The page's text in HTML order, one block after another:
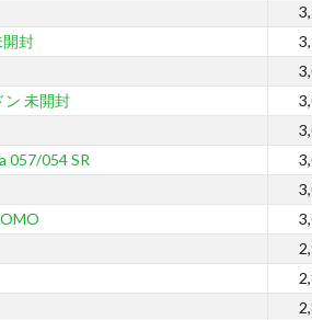
開封
ン 未開封
057/054 SR